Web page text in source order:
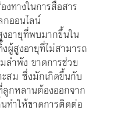
ทางในการสื่อสาร
ออนไลน์
อายุที่พบมากขึ้นใน
ผู้สูงอายุที่ไม่สามารถ
ลำพัง ขาดการช่วย
ะสม ซึ่งมักเกิดขึ้นกับ
กหลานต้องออกจาก
ทำให้ขาดการติดต่อ